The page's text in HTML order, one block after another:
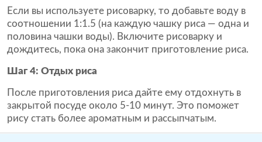
Если вы используете рисоварку, то добавьте воду в
соотношении 1:1.5 (на каждую чашку риса — одна и
половина чашки воды). Включите рисоварку и
дождитесь, пока она закончит приготовление риса.
Шаг 4: Отдых риса
После приготовления риса дайте ему отдохнуть в
закрытой посуде около 5-10 минут. Это поможет
рису стать более ароматным и рассыпчатым.